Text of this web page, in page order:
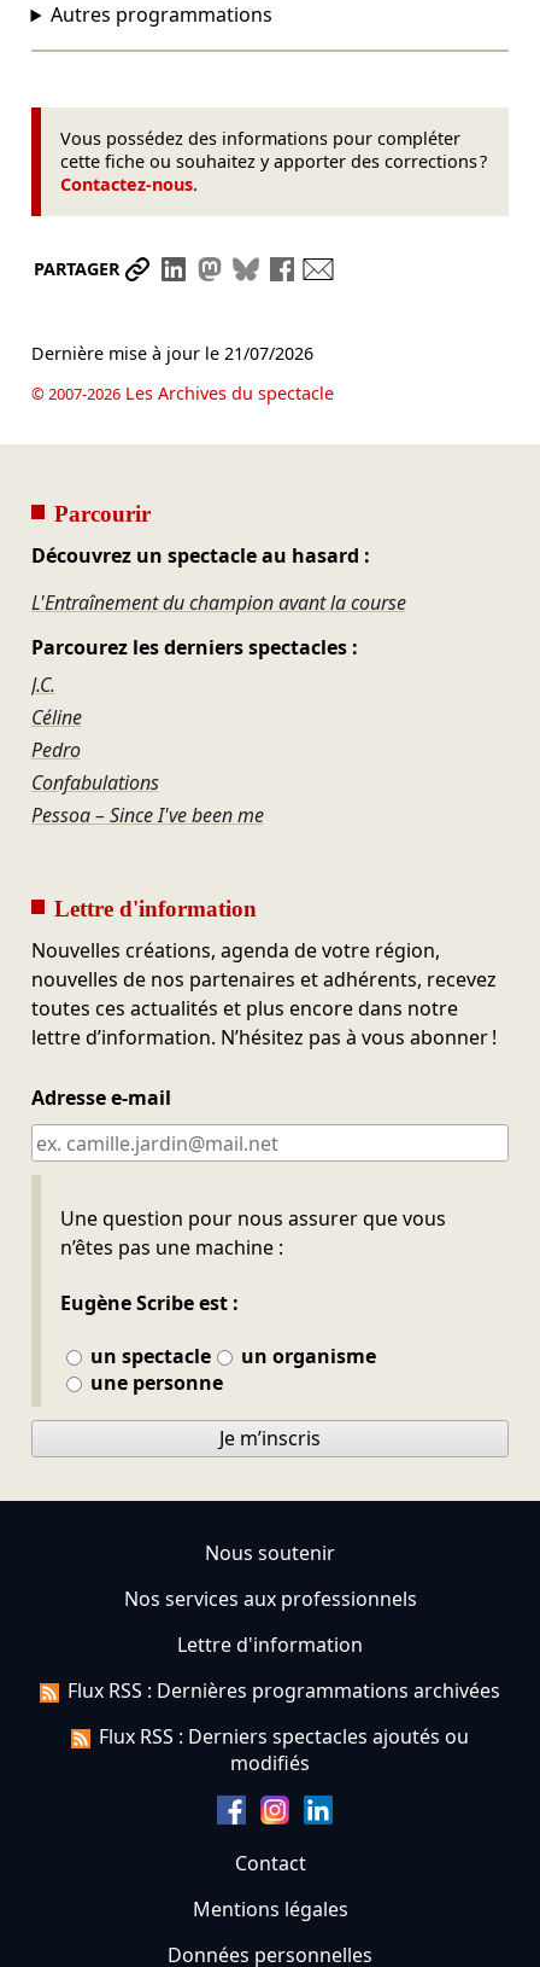
Autres programmations
Vous possédez des informations pour compléter
cette fiche ou souhaitez y apporter des corrections ?
Contactez-nous.
PARTAGER Partager le lien
Partager sur LinkedIn
Partager sur Mastodon
Partager sur Bluesky
Partager sur Facebook
Dernière mise à jour le 21/07/2026
© 2007-2026Les Archives du spectacle
Parcourir
Découvrez un spectacle au hasard :
L'Entraînement du champion avant la course
Parcourez les derniers spectacles :
J.C.
Céline
Pedro
Confabulations
Pessoa – Since I've been me
Lettre d'information
Nouvelles créations, agenda de votre région,
nouvelles de nos partenaires et adhérents, recevez
toutes ces actualités et plus encore dans notre
lettre d’information. N’hésitez pas à vous abonner !
Adresse e-mail
Une question pour nous assurer que vous
n’êtes pas une machine :
Eugène Scribe est :
un spectacle
un organisme
une personne
Ne pas remplir
Je m’inscris
Nous soutenir
Nos services aux professionnels
Lettre d'information
Flux RSS : Dernières programmations archivées
Flux RSS : Derniers spectacles ajoutés ou
modifiés
Contact
Mentions légales
Données personnelles